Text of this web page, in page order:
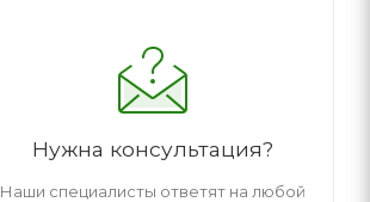
Нужна консультация?
Наши специалисты ответят на любой